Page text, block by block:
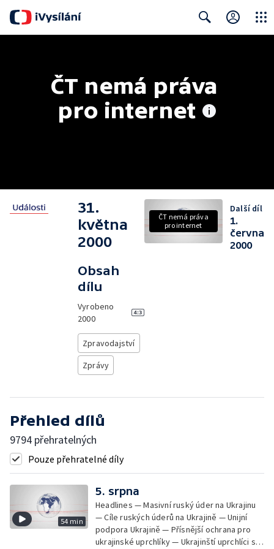
ČT nemá práva
pro internet
31.
května
2000
Obsah
dílu
Vyrobeno
2000
Zpravodajství
Zprávy
ČT nemá práva
pro internet
Další díl
1.
června
2000
Přehled dílů
9794 přehratelných
Pouze přehratelné díly
54 min
5. srpna
Headlines — Masivní ruský úder na Ukrajinu
— Cíle ruských úderů na Ukrajině — Unijní
podpora Ukrajině — Přísnější ochrana pro
ukrajinské uprchlíky — Ukrajinští uprchlíci s